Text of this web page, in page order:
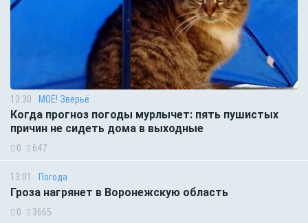
13:30 МОЁ! Зверьё
Когда прогноз погоды мурлычет: пять пушистых
причин не сидеть дома в выходные
0 647
13:01 Погода
Гроза нагрянет в Воронежскую область
0 3665